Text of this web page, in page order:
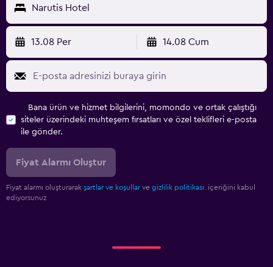
Narutis Hotel
13.08 Per 14.08 Cum
Bana ürün ve hizmet bilgilerini, momondo ve ortak çalıştığı
siteler üzerindeki muhteşem fırsatları ve özel teklifleri e-posta
ile gönder.
Fiyat Alarmı Oluştur
Fiyat alarmı oluşturarak şartlar ve koşullar ve gizlilik politikası.
içeriğini kabul
ediyorsunuz